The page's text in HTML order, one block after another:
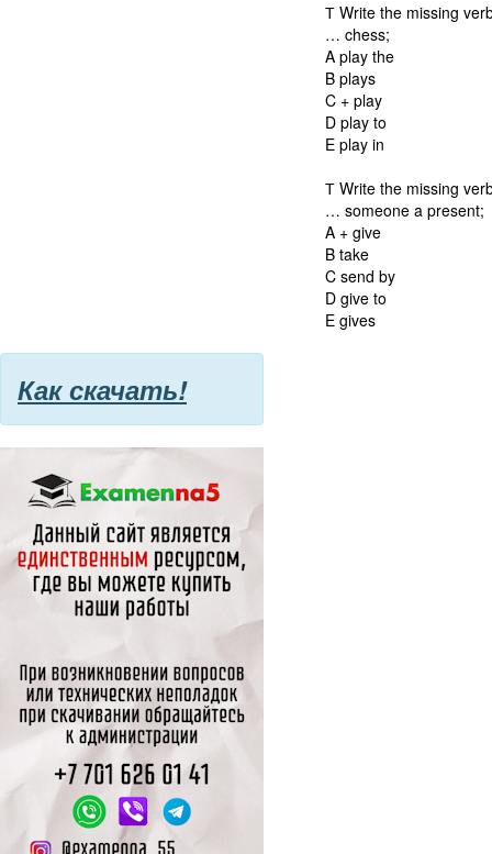
Т Write the missing
… chess;
A play the
B plays
C + play
D play to
E play in
Т Write the missing
… someone a present;
A + give
B take
C send by
D give to
E gives
Как скачать!